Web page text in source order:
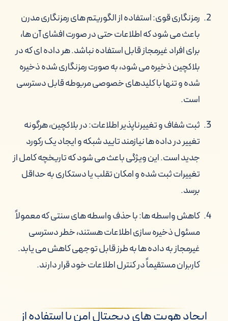
رمزنگاری قوی: استفاده از الگوریتم های رمزنگاری مدرن
باعث می شود که اطلاعات حتی در صورت افشای آن ها،
برای افراد غیرمجاز قابل استفاده نباشد. هر داده ای که در
بلاکچین ذخیره می شود، به صورت رمزنگاری شده ذخیره
شده و تنها با کلیدهای خصوصی مربوطه قابل دسترسی
است.
ثبت شفاف و تغییرناپذیر اطلاعات: در بلاکچین، هرگونه
تغییر در داده ها نیازمند تایید شبکه و ایجاد یک رکورد
جدید است. این ویژگی باعث می شود که تاریخچه کامل از
تغییرات ثبت شده و امکان تقلب یا دستکاری به حداقل
برسد.
کاهش واسطه ها: با حذف واسطه های سنتی که معمولاً
مسئول ذخیره سازی اطلاعات هستند، خطر دسترسی
غیرمجاز به داده ها به طرز قابل توجهی کاهش می یابد.
کاربران مستقیماً در کنترل اطلاعات خود قرار دارند.
ایجاد هویت های دیجیتال امن با استفاده از